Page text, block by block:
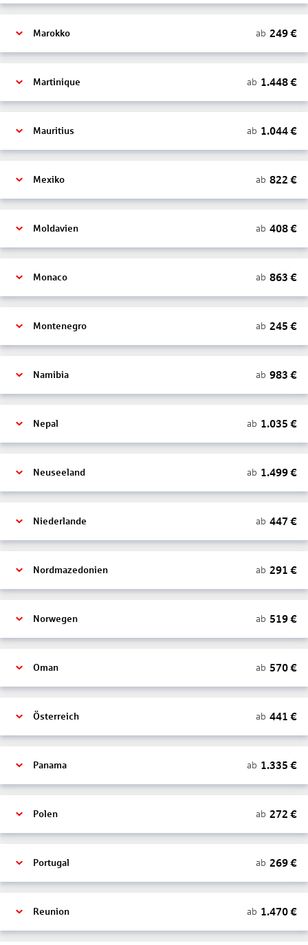
Marokko ab 249€
Martinique ab 1.448€
Mauritius ab 1.044€
Mexiko ab 822 €
Moldavien ab 408€
Monaco ab 863 €
Montenegro ab 245 €
Namibia ab 983 €
Nepal ab 1.035 €
Neuseeland ab 1.499€
Niederlande ab 447 €
Nordmazedonien ab 291 €
Norwegen ab 519€
Oman ab 570€
Österreich ab 441 €
Panama ab 1.335 €
Polen ab 272 €
Portugal ab 269€
Reunion ab 1.470€